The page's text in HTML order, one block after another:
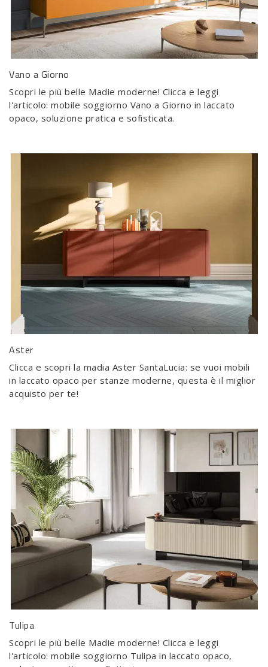
Vano a Giorno
Scopri le più belle Madie moderne! Clicca e leggi
l'articolo: mobile soggiorno Vano a Giorno in laccato
opaco, soluzione pratica e sofisticata.
Aster
Clicca e scopri la madia Aster SantaLucia: se vuoi mobili
in laccato opaco per stanze moderne, questa è il miglior
acquisto per te!
Tulipa
Scopri le più belle Madie moderne! Clicca e leggi
l'articolo: mobile soggiorno Tulipa in laccato opaco,